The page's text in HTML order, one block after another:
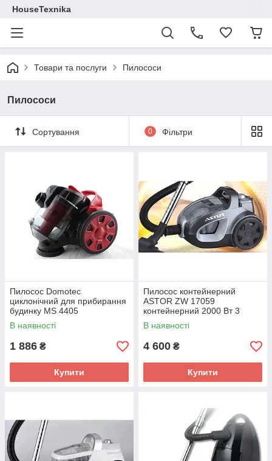
HouseTexnika
Товари та послуги Пилососи
Пилососи
Сортування 0 Фільтри
Пилосос Domotec
циклонічний для прибирання
будинку MS 4405
220V/1200W з контейнером
В наявності
1 886 ₴
Купити
Пилосос контейнерний
ASTOR ZW 17059
контейнерний 2000 Вт 3
щітки для дому сухого
прибирання пилосос
В наявності
4 600 ₴
Купити